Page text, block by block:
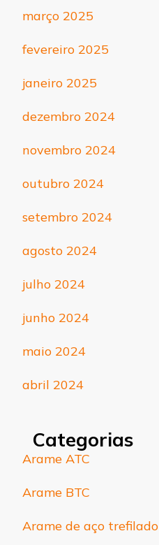
março 2025
fevereiro 2025
janeiro 2025
dezembro 2024
novembro 2024
outubro 2024
setembro 2024
agosto 2024
julho 2024
junho 2024
maio 2024
abril 2024
Categorias
Arame ATC
Arame BTC
Arame de aço trefilado